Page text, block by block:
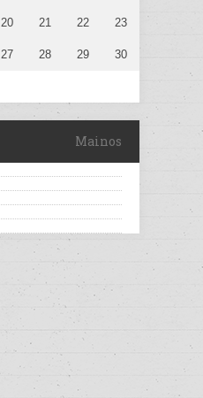
20 21 22 23
27 28 29 30
Mainos